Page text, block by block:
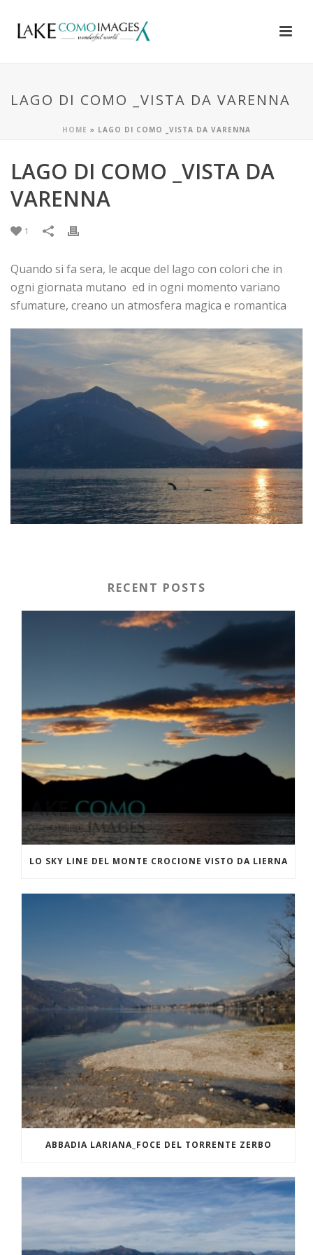
LAGO DI COMO _VISTA DA VARENNA
HOME » LAGO DI COMO _VISTA DA VARENNA
LAGO DI COMO _VISTA DA
VARENNA
1
Quando si fa sera, le acque del lago con colori che in
ogni giornata mutano ed in ogni momento variano
sfumature, creano un atmosfera magica e romantica
RECENT POSTS
LO SKY LINE DEL MONTE CROCIONE VISTO DA LIERNA
ABBADIA LARIANA_FOCE DEL TORRENTE ZERBO